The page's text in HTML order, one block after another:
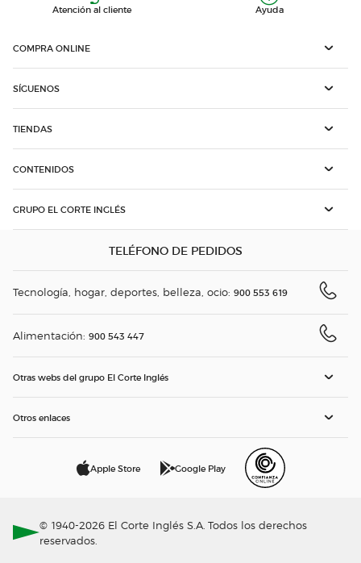
Atención al cliente Ayuda
COMPRA ONLINE
SÍGUENOS
TIENDAS
CONTENIDOS
GRUPO EL CORTE INGLÉS
TELÉFONO DE PEDIDOS
Tecnología, hogar, deportes, belleza, ocio: 900 553 619
Alimentación: 900 543 447
Otras webs del grupo El Corte Inglés
Otros enlaces
Apple Store Google Play
© 1940-2026 El Corte Inglés S.A. Todos los derechos
reservados.